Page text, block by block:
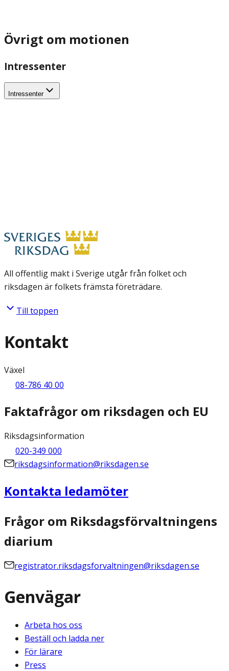
Övrigt om motionen
Intressenter
Intressenter
All offentlig makt i Sverige utgår från folket och
riksdagen är folkets främsta företrädare.
Till toppen
Kontakt
Växel
08-786 40 00
Faktafrågor om riksdagen och EU
Riksdagsinformation
020-349 000
riksdagsinformation@riksdagen.se
Kontakta ledamöter
Frågor om Riksdagsförvaltningens
diarium
registrator.riksdagsforvaltningen@riksdagen.se
Genvägar
Arbeta hos oss
Beställ och ladda ner
För lärare
Press